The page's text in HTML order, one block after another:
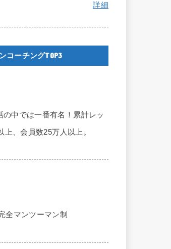
詳細
コーチングTOP3
の中では一番有名！累計レッ
上、会員数25万人以上。
全マンツーマン制